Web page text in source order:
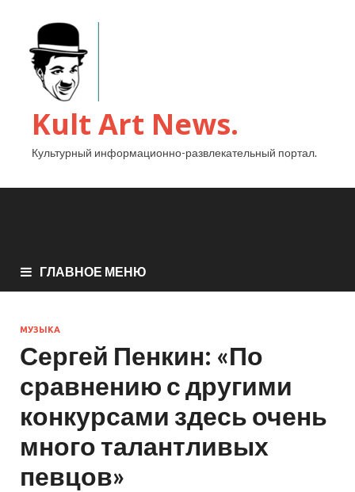
Kult Art News.
Культурный информационно-развлекательный портал.
ГЛАВНОЕ МЕНЮ
МУЗЫКА
Сергей Пенкин: «По
сравнению с другими
конкурсами здесь очень
много талантливых
певцов»